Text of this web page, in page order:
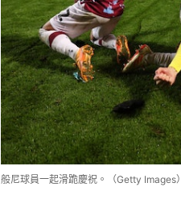
般尼球員一起滑跪慶祝。（Getty Images）